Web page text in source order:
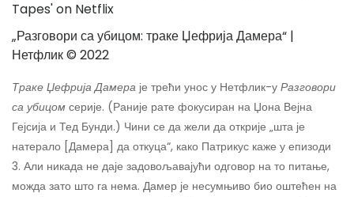
„Разговори са убицом: траке Џефрија Дамера“ |
Нетфлик © 2022
Траке Џефрија Дамера је трећи унос у Нетфлик-у Разговори
са убицом серије. (Раније рате фокусиран на Џона Вејна
Гејсија и Тед Бунди.) Чини се да жели да открије „шта је
натерало [Дамера] да откуца“, како Патрикус каже у епизоди
3. Али никада не даје задовољавајући одговор на то питање,
можда зато што га нема. Дамер је несумњиво био оштећен на